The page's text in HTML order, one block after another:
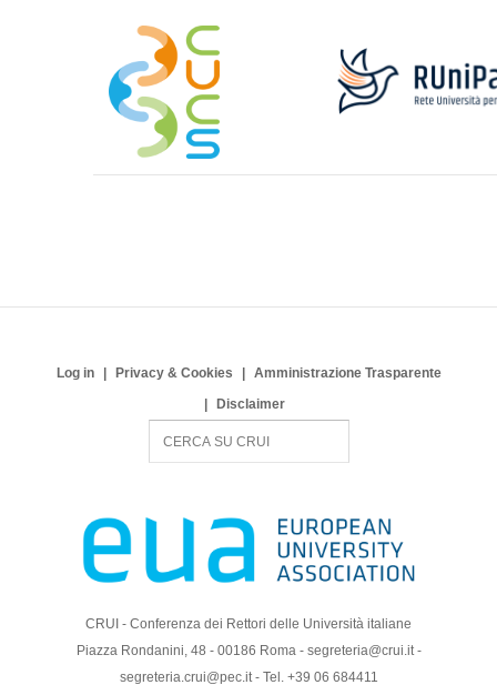
Log in Privacy & Cookies
Amministrazione Trasparente
Disclaimer
c
CRUI - Conferenza dei Rettori delle Università italiane
Piazza Rondanini, 48 - 00186 Roma - segreteria@crui.it -
segreteria.crui@pec.it - Tel. +39 06 684411